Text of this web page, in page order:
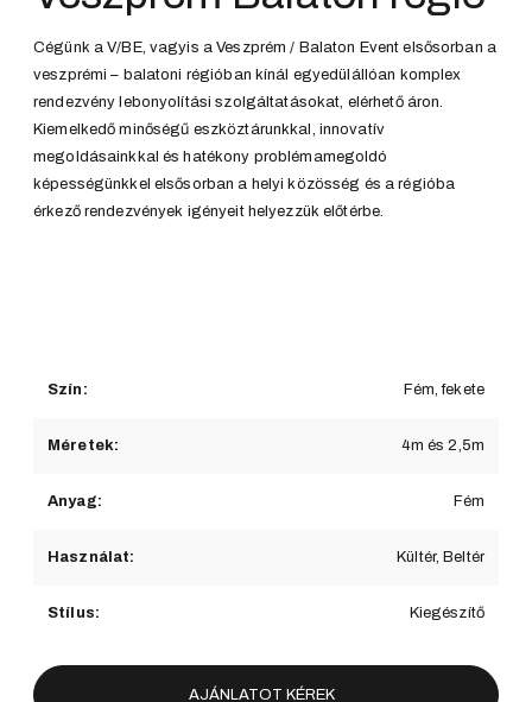
Cégünk a V/BE, vagyis a Veszprém / Balaton Event elsősorban a
veszprémi – balatoni régióban kínál egyedülállóan komplex
rendezvény lebonyolítási szolgáltatásokat, elérhető áron.
Kiemelkedő minőségű eszköztárunkkal, innovatív
megoldásainkkal és hatékony problémamegoldó
képességünkkel elsősorban a helyi közösség és a régióba
érkező rendezvények igényeit helyezzük előtérbe.
Szín: Fém, fekete
Méretek: 4m és 2,5m
Anyag: Fém
Használat: Kültér, Beltér
Stílus: Kiegészítő
AJÁNLATOT KÉREK